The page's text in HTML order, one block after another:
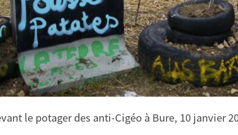
le potager des anti-Cigéo à Bure, 10 janvier